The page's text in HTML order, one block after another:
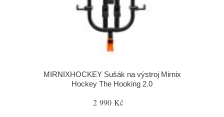
MIRNIXHOCKEY Sušák na výstroj Mirnix
Hockey The Hooking 2.0
2 990 Kč